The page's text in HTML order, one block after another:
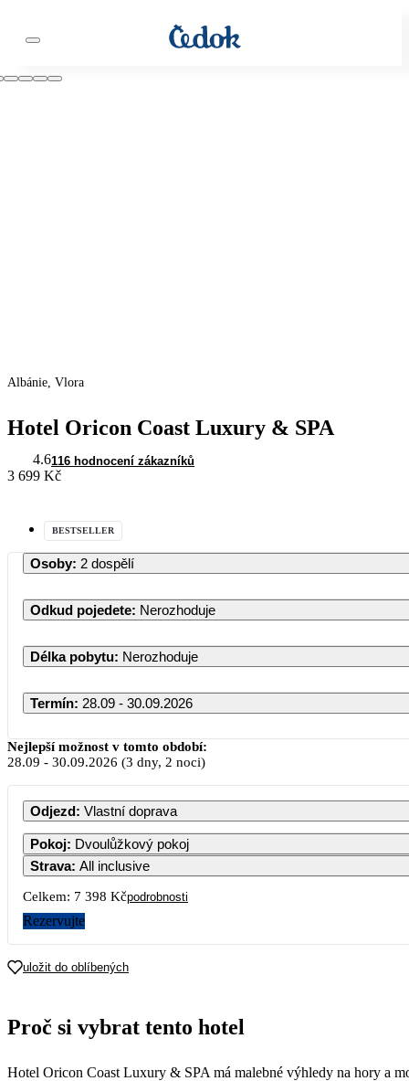
Albánie, Vlora
Hotel Oricon Coast Luxury & SPA
4.6116 hodnocení zákazníků
3 699 Kč
BESTSELLER
Osoby: 2 dospělí
Odkud pojedete: Nerozhoduje
Délka pobytu: Nerozhoduje
Termín: 28.09 - 30.09.2026
Září 2026
PO ÚT ST ČT PÁ
1 2 3 4
7 8 9 10 11
12 929 12 929
28
Nejlepší možnost v tomto období:
28.09 - 30.09.2026 (3 dny, 2 noci)
Odjezd: Vlastní doprava
Pokoj: Dvoulůžkový pokoj
Strava: All inclusive
Celkem: 7 398 Kčpodrobnosti
Rezervujte
uložit do oblíbených
Proč si vybrat tento hotel
Hotel Oricon Coast Luxury & SPA má malebné výhledy na hory a